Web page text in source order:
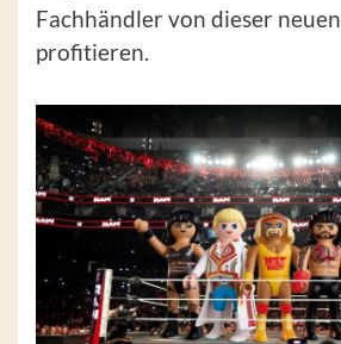
Fachhändler von dieser
profitieren.